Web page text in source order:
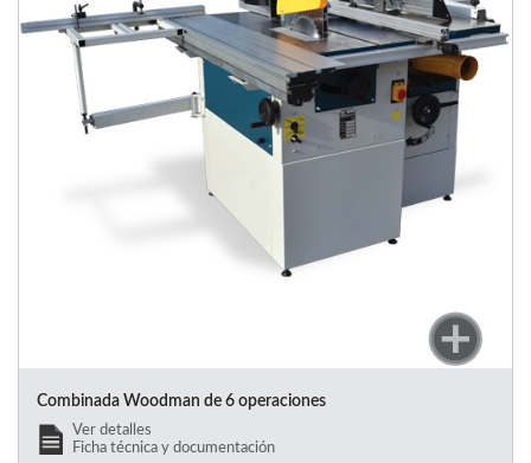
Combinada Woodman de 6 operaciones
Ver detalles
Ficha técnica y documentación